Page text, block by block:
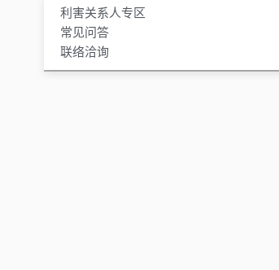
利害关系人专区
常见问答
联络洽询